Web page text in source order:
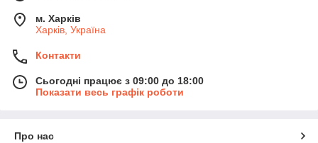
м. Харків
Харків, Україна
Контакти
Сьогодні працює з 09:00 до 18:00
Показати весь графік роботи
Про нас